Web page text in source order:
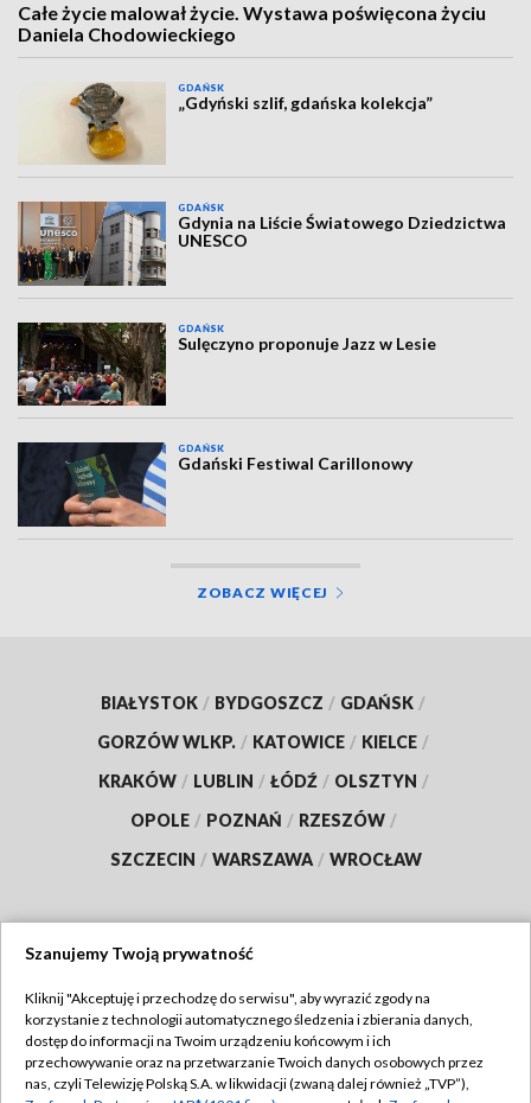
Całe życie malował życie. Wystawa poświęcona życiu
Daniela Chodowieckiego
GDAŃSK
„Gdyński szlif, gdańska kolekcja”
GDAŃSK
Gdynia na Liście Światowego Dziedzictwa
UNESCO
GDAŃSK
Sulęczyno proponuje Jazz w Lesie
GDAŃSK
Gdański Festiwal Carillonowy
ZOBACZ WIĘCEJ
BIAŁYSTOK / BYDGOSZCZ / GDAŃSK /
GORZÓW WLKP. / KATOWICE / KIELCE /
KRAKÓW / LUBLIN / ŁÓDŹ / OLSZTYN /
OPOLE / POZNAŃ / RZESZÓW /
SZCZECIN / WARSZAWA / WROCŁAW
TVP
Abonament TVP
Regulamin TVP
Szanujemy Twoją prywatność
Kliknij "Akceptuję i przechodzę do serwisu", aby wyrazić zgody na
korzystanie z technologii automatycznego śledzenia i zbierania danych,
dostęp do informacji na Twoim urządzeniu końcowym i ich
przechowywanie oraz na przetwarzanie Twoich danych osobowych przez
nas, czyli Telewizję Polską S.A. w likwidacji (zwaną dalej również „TVP”),